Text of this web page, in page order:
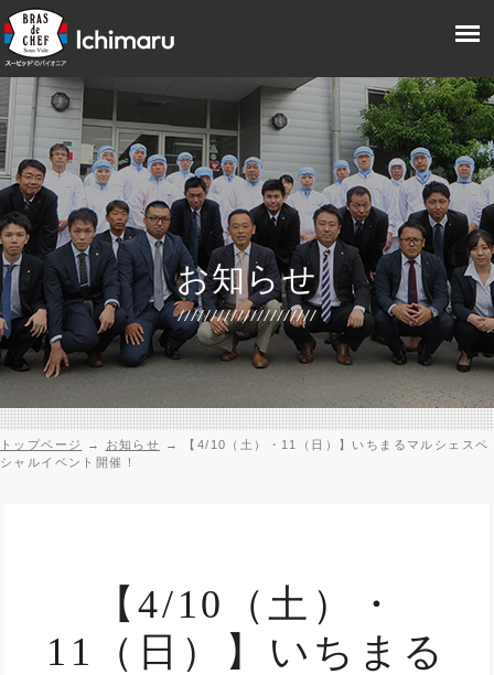
お知らせ
トップページ → お知らせ →
【4/10（土）・11（日）】いちまるマルシェスペ
シャルイベント開催！
【4/10（土）・
11（日）】いちまる